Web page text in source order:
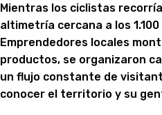
Mientras los ciclistas
altimetría cercana a los
Emprendedores locales
productos, se organizaron
un flujo constante de
conocer el territorio y su